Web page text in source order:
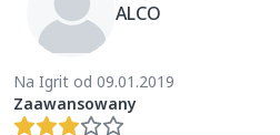
ALCO
Na Igrit od 09.01.2019
Zaawansowany